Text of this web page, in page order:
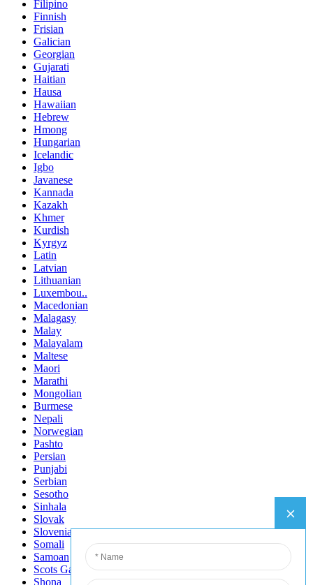
Filipino
Finnish
Frisian
Galician
Georgian
Gujarati
Haitian
Hausa
Hawaiian
Hebrew
Hmong
Hungarian
Icelandic
Igbo
Javanese
Kannada
Kazakh
Khmer
Kurdish
Kyrgyz
Latin
Latvian
Lithuanian
Luxembou..
Macedonian
Malagasy
Malay
Malayalam
Maltese
Maori
Marathi
Mongolian
Burmese
Nepali
Norwegian
Pashto
Persian
Punjabi
Serbian
Sesotho
Sinhala
Slovak
Slovenian
Somali
Samoan
Scots Gaelic
Shona